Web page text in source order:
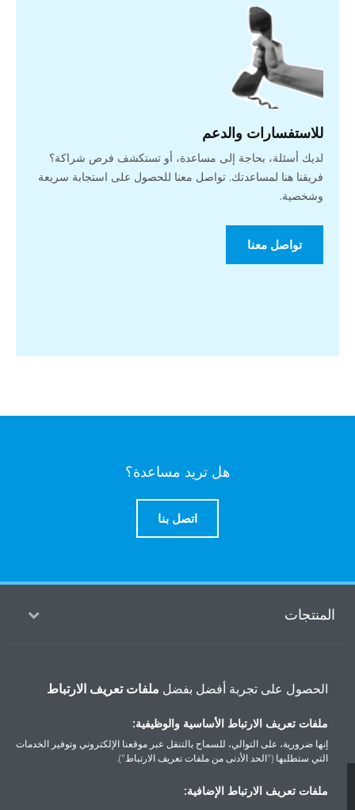
للاستفسارات والدعم
لديك أسئلة، بحاجة إلى مساعدة، أو تستكشف فرص شراكة؟
فريقنا هنا لمساعدتك. تواصل معنا للحصول على استجابة سريعة
وشخصية.
تواصل معنا
هل تريد مساعدة؟
اتصل بنا
المنتجات
حول دايكن
إشعار ملف تعريف الارتباط سياسة خصوصية البيانات
الحصول على تجربة أفضل بفضل ملفات تعريف الارتباط
ملفات تعريف الارتباط الأساسية والوظيفية:
إنها ضرورية، على التوالي، للسماح بالتنقل عبر موقعنا الإلكتروني وتوفير الخدمات
التي ستطلبها ("الحد الأدنى من ملفات تعريف الارتباط").
ملفات تعريف الارتباط الإضافية: